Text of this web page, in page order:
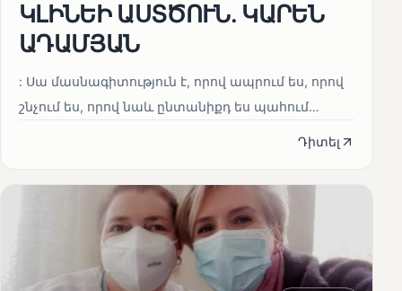
ԿԼԻՆԵԻ ԱՍՏԾՈՒՆ. ԿԱՐԵՆ
ԱԴԱՄՅԱՆ
: Սա մասնագիտություն է, որով ապրում ես, որով
շնչում ես, որով նաև ընտանիքդ ես պահում…
Դիտել